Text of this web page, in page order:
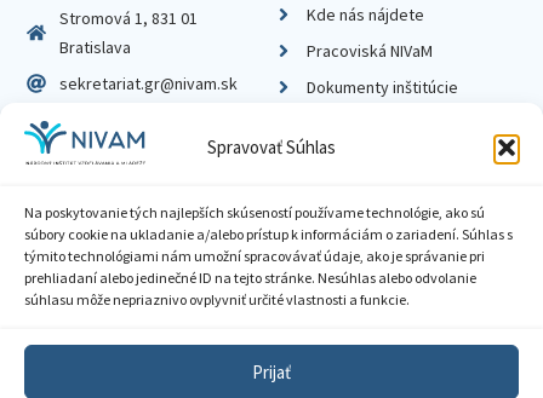
Spravovať Súhlas
Na poskytovanie tých najlepších skúseností používame technológie, ako sú
súbory cookie na ukladanie a/alebo prístup k informáciám o zariadení. Súhlas s
týmito technológiami nám umožní spracovávať údaje, ako je správanie pri
prehliadaní alebo jedinečné ID na tejto stránke. Nesúhlas alebo odvolanie
súhlasu môže nepriaznivo ovplyvniť určité vlastnosti a funkcie.
Prijať
Stromová 1, 831 01
Bratislava
sekretariat.gr@nivam.sk
IČO: 00164348
DIČ: 2020798714
Kde nás nájdete
Pracoviská NIVaM
Dokumenty inštitúcie
Zásady ochrany súkromia
Sprístupnenie informácií